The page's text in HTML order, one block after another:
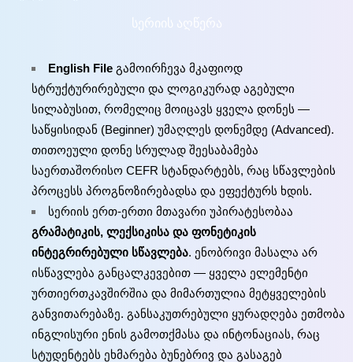
სერიის აღწერა
English File გამოირჩევა მკაფიოდ
სტრუქტურირებული და ლოგიკურად აგებული
სილაბუსით, რომელიც მოიცავს ყველა დონეს —
საწყისიდან (Beginner) უმაღლეს დონემდე (Advanced).
თითოეული დონე სრულად შეესაბამება
საერთაშორისო CEFR სტანდარტებს, რაც სწავლების
პროცესს პროგნოზირებადსა და ეფექტურს ხდის.
სერიის ერთ-ერთი მთავარი უპირატესობაა
გრამატიკის, ლექსიკისა და ფონეტიკის
ინტეგრირებული სწავლება. ენობრივი მასალა არ
ისწავლება განცალკევებით — ყველა ელემენტი
ურთიერთკავშირშია და მიმართულია მეტყველების
განვითარებაზე. განსაკუთრებული ყურადღება ეთმობა
ინგლისური ენის გამოთქმასა და ინტონაციას, რაც
სტუდენტებს ეხმარება ბუნებრივ და გასაგებ